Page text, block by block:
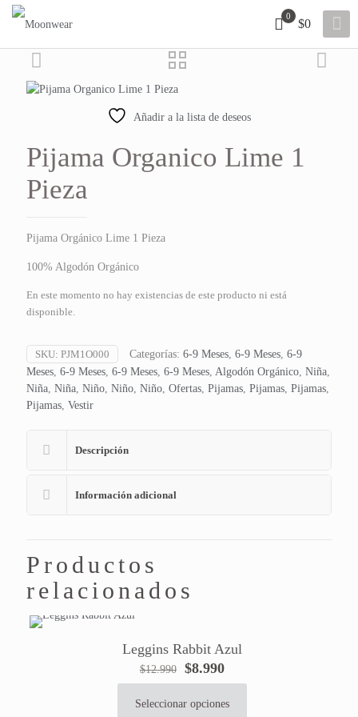
0
$0
Añadir a la lista de deseos
Pijama Organico Lime 1
Pieza
Pijama Orgánico Lime 1 Pieza
100% Algodón Orgánico
En este momento no hay existencias de este producto ni está
disponible.
SKU: PJM1O000 Categorías: 6-9 Meses, 6-9 Meses, 6-9
Meses, 6-9 Meses, 6-9 Meses, 6-9 Meses, Algodón Orgánico, Niña,
Niña, Niña, Niño, Niño, Niño, Ofertas, Pijamas, Pijamas, Pijamas,
Pijamas, Vestir
Descripción
Información adicional
Productos
relacionados
Leggins Rabbit Azul
$12.990
El
precio
original
$8.990El
precio
actual
Seleccionar opciones